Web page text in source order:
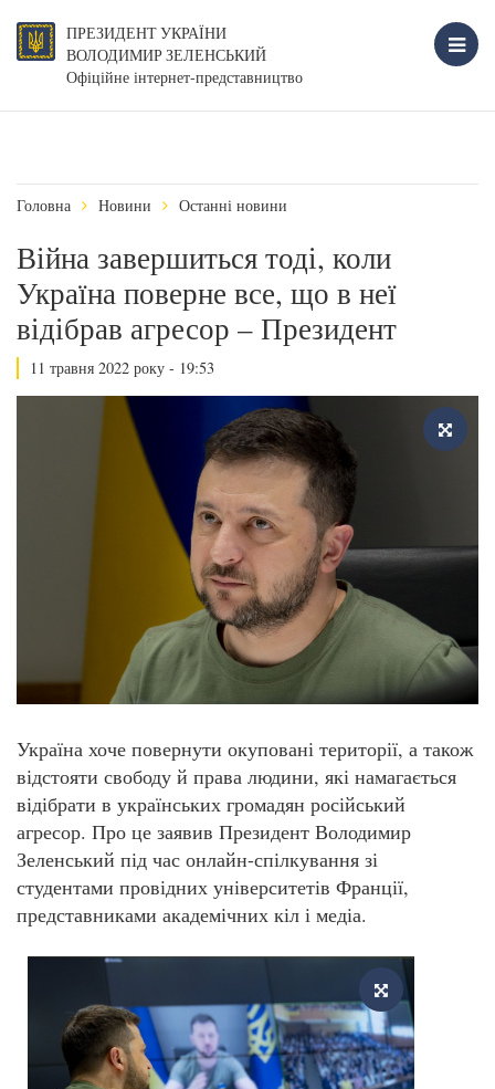
ПРЕЗИДЕНТ УКРАЇНИ
ВОЛОДИМИР ЗЕЛЕНСЬКИЙ
Офіційне інтернет-представництво
Головна Новини Останні новини
Війна завершиться тоді, коли
Україна поверне все, що в неї
відібрав агресор – Президент
11 травня 2022 року - 19:53
Україна хоче повернути окуповані території, а також
відстояти свободу й права людини, які намагається
відібрати в українських громадян російський
агресор. Про це заявив Президент Володимир
Зеленський під час онлайн-спілкування зі
студентами провідних університетів Франції,
представниками академічних кіл і медіа.